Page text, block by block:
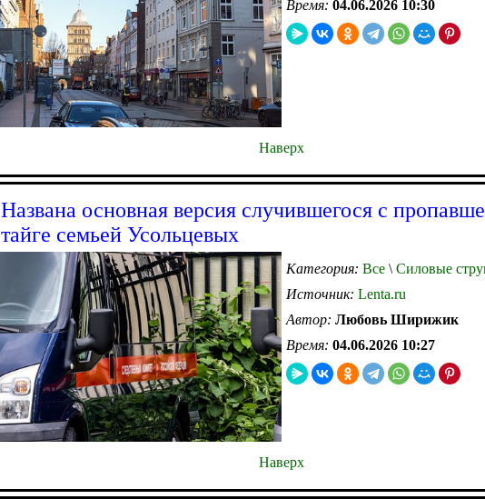
Время: 04.06.2026 10:30
Наверх
Названа основная версия случившегося с
тайге семьей Усольцевых
Категория: Все \ Силовые
Источник: Lenta.ru
Автор: Любовь Ширижик
Время: 04.06.2026 10:27
Наверх